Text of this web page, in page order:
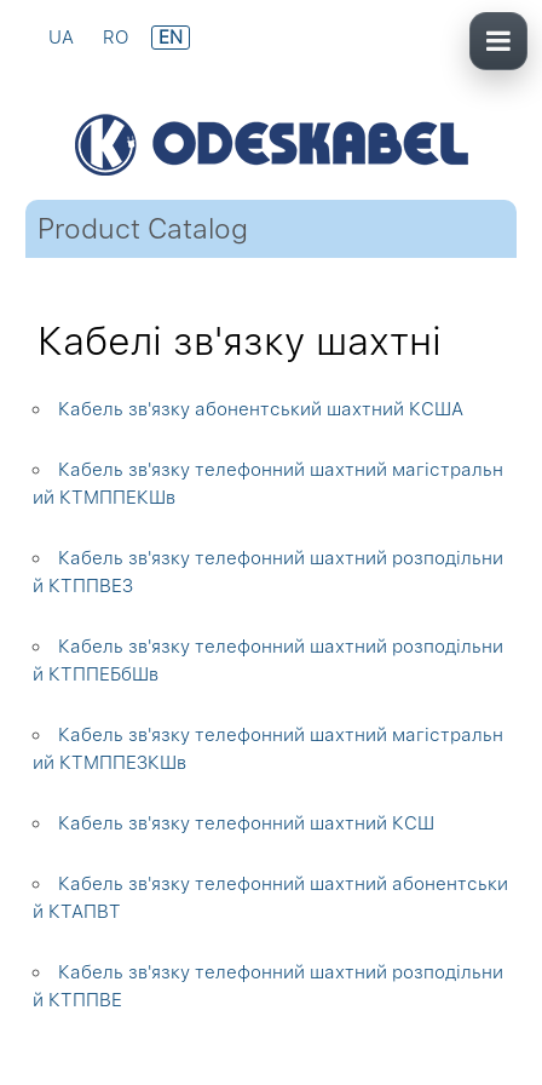
UA RO EN
Product Catalog
Кабелі зв'язку шахтні
Кабель зв'язку абонентський шахтний КСША
Кабель зв'язку телефонний шахтний магістральн
ий КТМППЕКШв
Кабель зв'язку телефонний шахтний розподільни
й КТППВЕЗ
Кабель зв'язку телефонний шахтний розподільни
й КТППЕБбШв
Кабель зв'язку телефонний шахтний магістральн
ий КТМППЕЗКШв
Кабель зв'язку телефонний шахтний КСШ
Кабель зв'язку телефонний шахтний абонентськи
й КТАПВТ
Кабель зв'язку телефонний шахтний розподільни
й КТППВЕ